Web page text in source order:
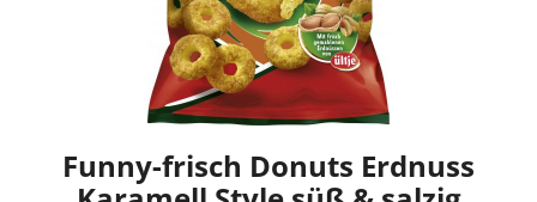
Funny-frisch Donuts Erdnuss